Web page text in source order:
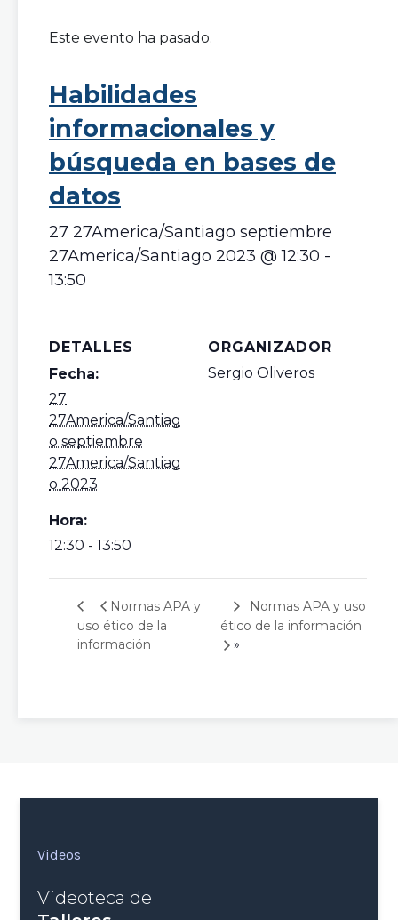
Este evento ha pasado.
Habilidades
informacionales y
búsqueda en bases de
datos
27 27America/Santiago septiembre
27America/Santiago 2023 @ 12:30 -
13:50
DETALLES
Fecha:
27
27America/Santiag
o septiembre
27America/Santiag
o 2023
Hora:
12:30 - 13:50
ORGANIZADOR
Sergio Oliveros
Normas APA y
uso ético de la
información
Normas APA y uso
ético de la información
»
Videos
Videoteca de